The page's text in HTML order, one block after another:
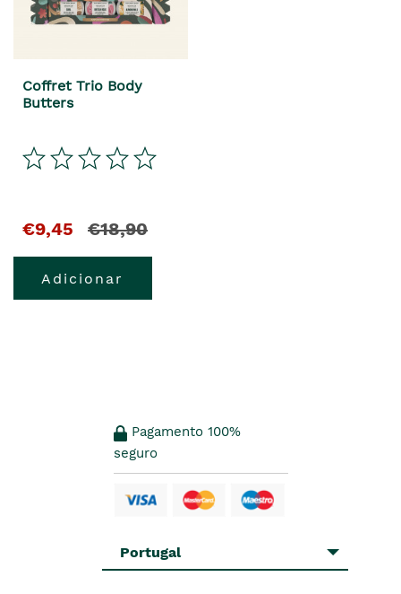
Coffret Trio Body
Butters
€9,45 €18,90
Adicionar
Pagamento 100%
seguro
Portugal